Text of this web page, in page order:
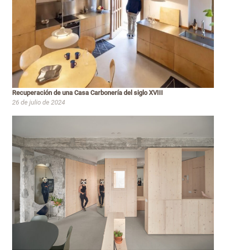
Recuperación de una Casa Carbonería del siglo XVIII
26 de julio de 2024